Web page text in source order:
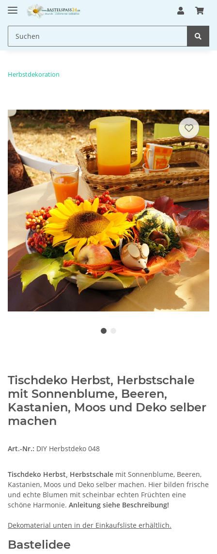
Herbstdekoration
Tischdeko Herbst, Herbstschale
mit Sonnenblume, Beeren,
Kastanien, Moos und Deko selber
machen
Art.-Nr.: DIY Herbstdeko 048
Tischdeko Herbst, Herbstschale mit Sonnenblume, Beeren,
Kastanien, Moos und Deko selber machen. Hier bilden frische
und echte Blumen mit scheinbar echten Früchten eine
schöne Harmonie. Anleitung siehe Beschreibung!
Dekomaterial unten in der Einkaufsliste erhältlich.
Bastelidee